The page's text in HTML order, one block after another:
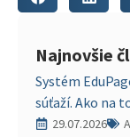
Najnovšie
Systém
súťaží. Ako na
29.07.2026